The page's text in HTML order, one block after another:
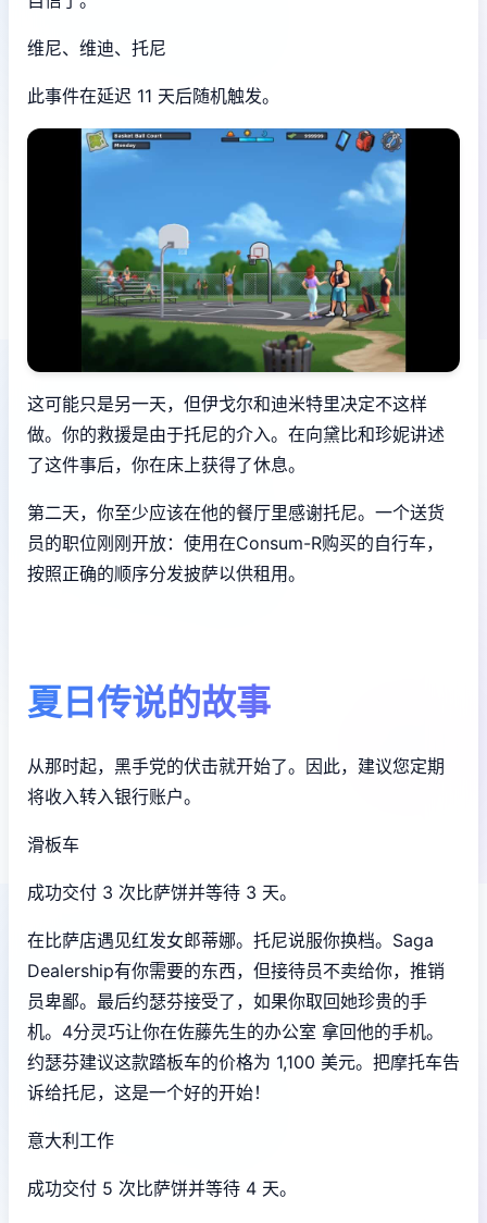
维尼、维迪、托尼
此事件在延迟 11 天后随机触发。
这可能只是另一天，但伊戈尔和迪米特里决定不这样
做。你的救援是由于托尼的介入。在向黛比和珍妮讲述
了这件事后，你在床上获得了休息。
第二天，你至少应该在他的餐厅里感谢托尼。一个送货
员的职位刚刚开放：使用在Consum-R购买的自行车，
按照正确的顺序分发披萨以供租用。
夏日传说的故事
从那时起，黑手党的伏击就开始了。因此，建议您定期
将收入转入银行账户。
滑板车
成功交付 3 次比萨饼并等待 3 天。
在比萨店遇见红发女郎蒂娜。托尼说服你换档。Saga
Dealership有你需要的东西，但接待员不卖给你，推销
员卑鄙。最后约瑟芬接受了，如果你取回她珍贵的手
机。4分灵巧让你在佐藤先生的办公室 拿回他的手机。
约瑟芬建议这款踏板车的价格为 1,100 美元。把摩托车告
诉给托尼，这是一个好的开始！
意大利工作
成功交付 5 次比萨饼并等待 4 天。